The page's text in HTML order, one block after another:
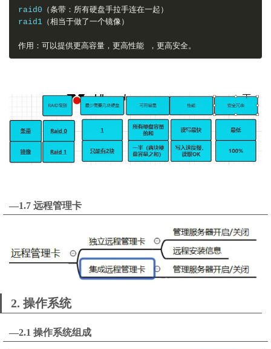
raid0 （条带：所有硬盘手拉手连在一起）
raid1 （相当于做了一个镜像）
作用：可以提供更高容量，更高性能 ，更高安全。
—1.7 远程管理卡
2. 操作系统
—2.1 操作系统组成